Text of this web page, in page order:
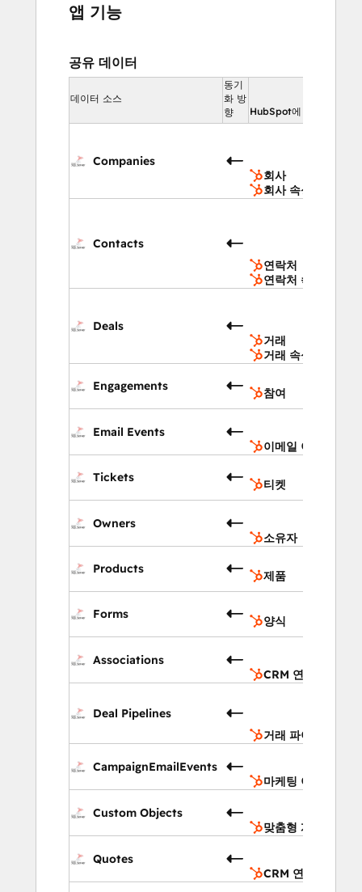
앱 기능
공유 데이터
데이터 소스
동기
화 방
향
HubSpot에 있음
Companies
회사
회사 속성
Contacts
연락처
연락처 속성
Deals
거래
거래 속성
Engagements
참여
Email Events
이메일 이벤트
Tickets
티켓
Owners
소유자
Products
제품
Forms
양식
Associations
CRM 연결
Deal Pipelines
거래 파이프라인
CampaignEmailEvents
마케팅 이메일
Custom Objects
맞춤형 개체
Quotes
CRM 연결